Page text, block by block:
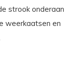
strook onderaan
weerkaatsen en